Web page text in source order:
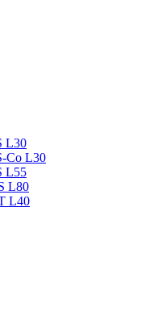
L30
Co L30
L55
L80
L40